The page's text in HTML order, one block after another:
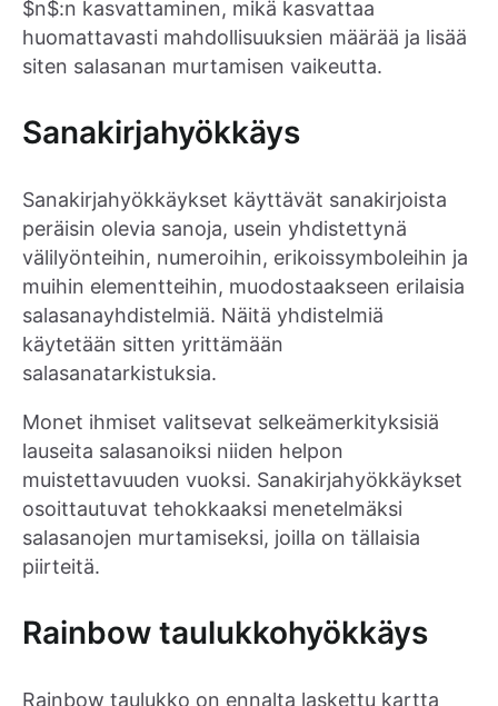
$n$:n kasvattaminen, mikä kasvattaa
huomattavasti mahdollisuuksien määrää ja lisää
siten salasanan murtamisen vaikeutta.
Sanakirjahyökkäys
Sanakirjahyökkäykset käyttävät sanakirjoista
peräisin olevia sanoja, usein yhdistettynä
välilyönteihin, numeroihin, erikoissymboleihin ja
muihin elementteihin, muodostaakseen erilaisia
salasanayhdistelmiä. Näitä yhdistelmiä
käytetään sitten yrittämään
salasanatarkistuksia.
Monet ihmiset valitsevat selkeämerkityksisiä
lauseita salasanoiksi niiden helpon
muistettavuuden vuoksi. Sanakirjahyökkäykset
osoittautuvat tehokkaaksi menetelmäksi
salasanojen murtamiseksi, joilla on tällaisia
piirteitä.
Rainbow taulukkohyökkäys
Rainbow taulukko on ennalta laskettu kartta